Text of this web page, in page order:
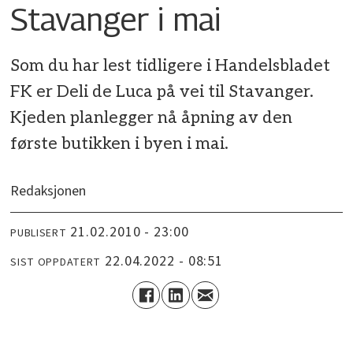
Stavanger i mai
Som du har lest tidligere i Handelsbladet
FK er Deli de Luca på vei til Stavanger.
Kjeden planlegger nå åpning av den
første butikken i byen i mai.
Redaksjonen
PUBLISERT 21.02.2010 - 23:00
SIST OPPDATERT 22.04.2022 - 08:51